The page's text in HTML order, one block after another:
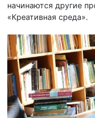
начинаются другие
«Креативная среда».